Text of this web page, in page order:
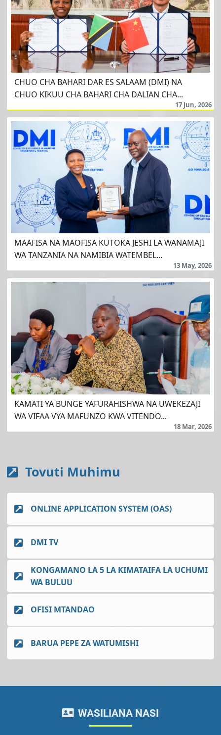
CHUO CHA BAHARI DAR ES SALAAM (DMI) NA
CHUO KIKUU CHA BAHARI CHA DALIAN CHA...
17 Jun, 2026
MAAFISA NA MAOFISA KUTOKA JESHI LA WANAMAJI
WA TANZANIA NA NAMIBIA WATEMBEL...
13 May, 2026
KAMATI YA BUNGE YAFURAHISHWA NA UWEKEZAJI
WA VIFAA VYA MAFUNZO KWA VITENDO...
18 Mar, 2026
Tovuti Muhimu
ONLINE APPLICATION SYSTEM (OAS)
DMI TV
KONGAMANO LA 5 LA KIMATAIFA LA UCHUMI
WA BULUU
OFISI MTANDAO
BARUA PEPE ZA WATUMISHI
WASILIANA NASI